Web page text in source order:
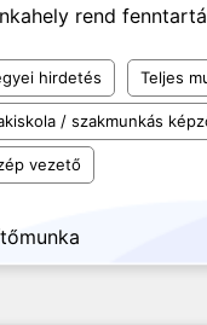
rend
hirdetés Teljes
/ szakmunkás
vezető